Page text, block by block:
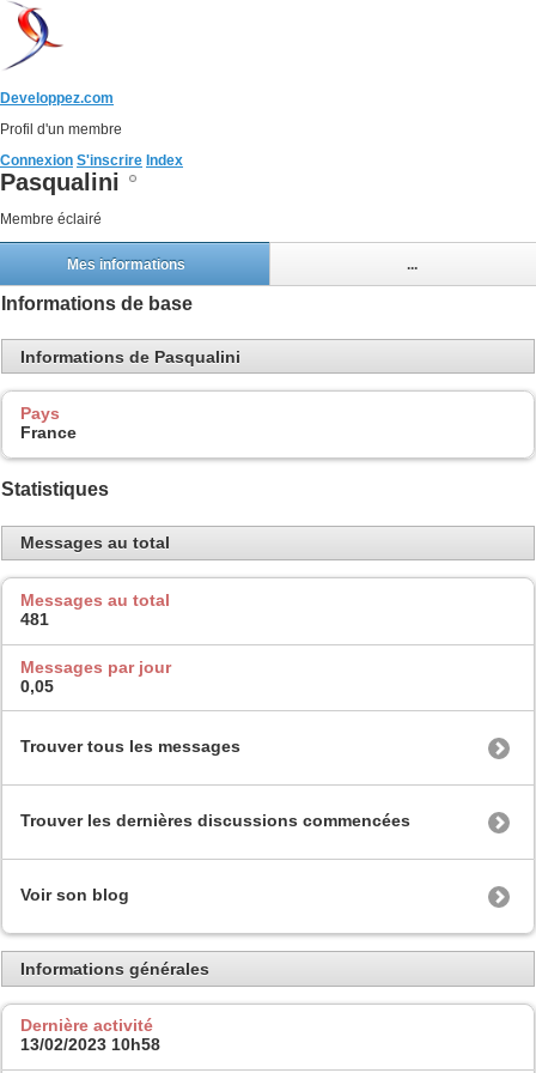
Developpez.com
Profil d'un membre
Connexion S'inscrire Index
Pasqualini
Membre éclairé
Mes informations ...
Informations de base
Informations de Pasqualini
Pays
France
Statistiques
Messages au total
Messages au total
481
Messages par jour
0,05
Trouver tous les messages
Trouver les dernières discussions commencées
Voir son blog
Informations générales
Dernière activité
13/02/2023 10h58